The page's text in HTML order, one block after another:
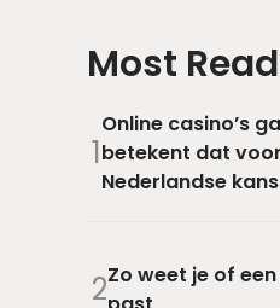
Most Read
1
Online casino’s
betekent dat
Nederlandse
2Zo weet je of